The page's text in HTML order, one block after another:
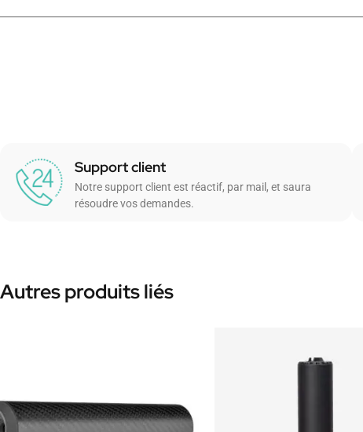
Support client
Notre support client est réactif, par mail, et saura
résoudre vos demandes.
Autres produits liés